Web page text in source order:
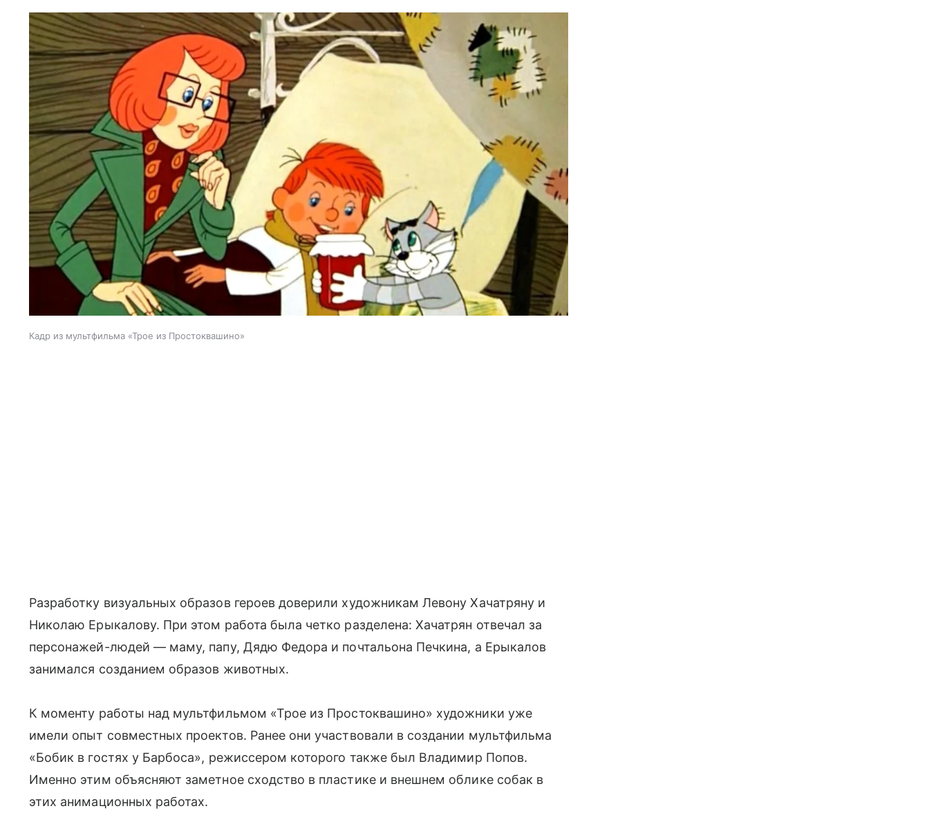
Кадр из мультфильма «Трое из Простоквашино»
Разработку визуальных образов героев доверили художникам Левону Хачатряну и
Николаю Ерыкалову. При этом работа была четко разделена: Хачатрян отвечал за
персонажей-людей — маму, папу, Дядю Федора и почтальона Печкина, а Ерыкалов
занимался созданием образов животных.
К моменту работы над мультфильмом «Трое из Простоквашино» художники уже
имели опыт совместных проектов. Ранее они участвовали в создании мультфильма
«Бобик в гостях у Барбоса», режиссером которого также был Владимир Попов.
Именно этим объясняют заметное сходство в пластике и внешнем облике собак в
этих анимационных работах.